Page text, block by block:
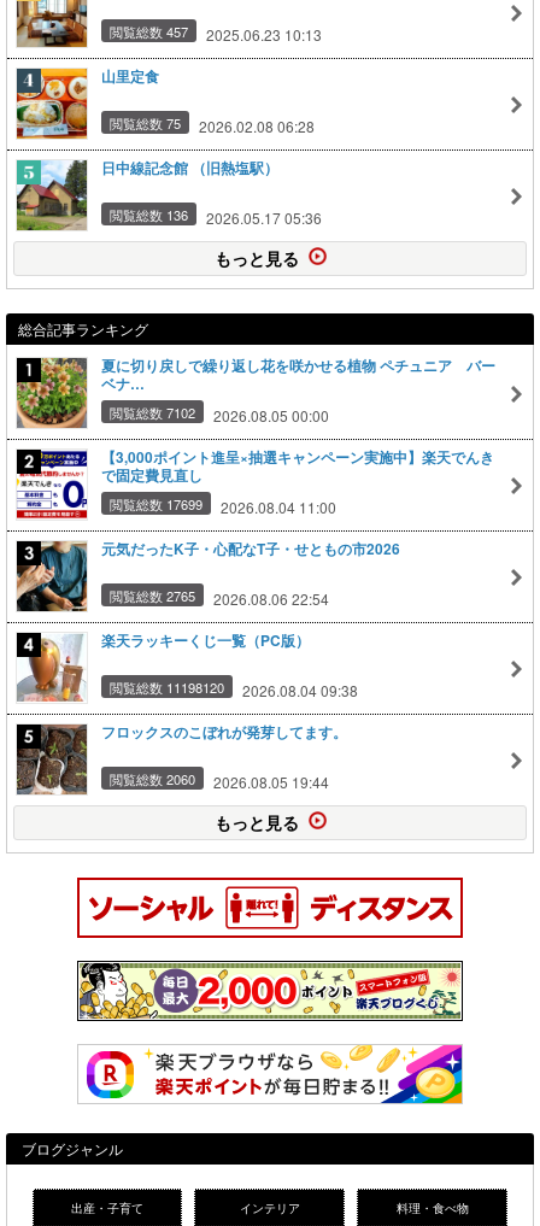
閲覧総数 457 2025.06.23 10:13
山里定食
閲覧総数 75 2026.02.08 06:28
日中線記念館 （旧熱塩駅）
閲覧総数 136 2026.05.17 05:36
もっと見る
総合記事ランキング
夏に切り戻しで繰り返し花を咲かせる植物 ペチュニア バー
ベナ…
閲覧総数 7102 2026.08.05 00:00
【3,000ポイント進呈×抽選キャンペーン実施中】楽天でんき
で固定費見直し
閲覧総数 17699 2026.08.04 11:00
元気だったK子・心配なT子・せともの市2026
閲覧総数 2765 2026.08.06 22:54
楽天ラッキーくじ一覧（PC版）
閲覧総数 11198120 2026.08.04 09:38
フロックスのこぼれが発芽してます。
閲覧総数 2060 2026.08.05 19:44
もっと見る
ブログジャンル
出産・子育て インテリア 料理・食べ物